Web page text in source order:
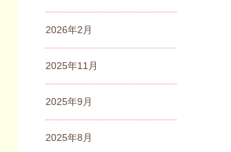
2026年2月
2025年11月
2025年9月
2025年8月